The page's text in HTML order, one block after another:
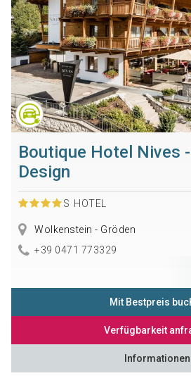
Boutique Hotel Nives
Design
S HOTEL
Wolkenstein - Gröden
+39 0471 773329
Mit Bestpreis
Verfügbarkeit
Informationen